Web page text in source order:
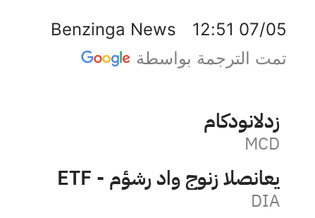
Benzinga News
12:51 07/05
تمت الترجمة بواسطة
ماكدونالدز
MCD
ETF - مؤشر داو جونز الصناعي
DIA